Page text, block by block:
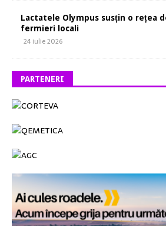
Lactatele Olympus susțin o rețea
fermieri locali
24 iulie 2026
PARTENERI